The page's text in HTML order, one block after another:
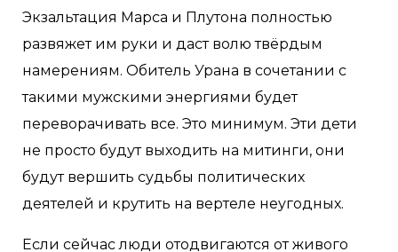
Экзальтация Марса и Плутона полностью
развяжет им руки и даст волю твёрдым
намерениям. Обитель Урана в сочетании с
такими мужскими энергиями будет
переворачивать все. Это минимум. Эти дети
не просто будут выходить на митинги, они
будут вершить судьбы политических
деятелей и крутить на вертеле неугодных.
Если сейчас люди отодвигаются от живого